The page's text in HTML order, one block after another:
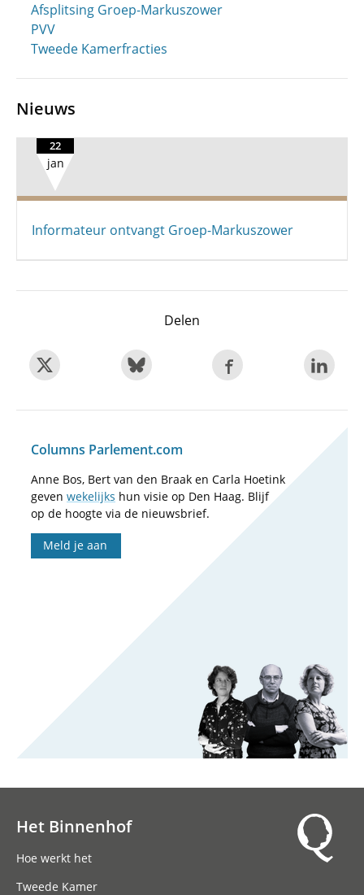
Afsplitsing Groep-Markuszower
PVV
Tweede Kamerfracties
Nieuws
22
jan
Informateur ontvangt Groep-Markuszower
Delen
Columns Parlement.com
Anne Bos, Bert van den Braak en Carla Hoetink
geven wekelijks hun visie op Den Haag. Blijf
op de hoogte via de nieuwsbrief.
Meld je aan
Het Binnenhof
Hoe werkt het
Tweede Kamer